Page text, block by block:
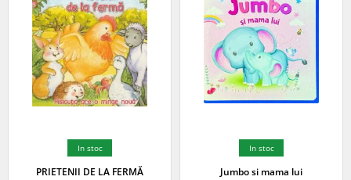
In stoc
PRIETENII DE LA FERMĂ
In stoc
Jumbo si mama lui